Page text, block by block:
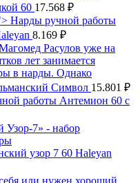
60 17.568 ₽
Нарды ручной работы
8.169 ₽
Символ 15.801 ₽
работы Антемион 60 с
узор 7 60 Haleyan